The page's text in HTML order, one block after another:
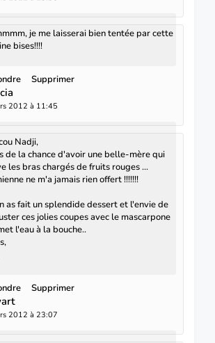
je me laisserai bien tentée par cette
bises!!!!
Supprimer
2012 à 11:45
Nadji,
de la chance d'avoir une belle-mère qui
les bras chargés de fruits rouges ...
ne m'a jamais rien offert !!!!!!!
as fait un splendide dessert et l'envie de
ces jolies coupes avec le mascarpone
l'eau à la bouche..
Supprimer
2012 à 23:07